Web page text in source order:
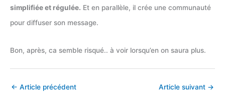
simplifiée et régulée. Et en parallèle, il crée une communauté
pour diffuser son message.
Bon, après, ca semble risqué.. à voir lorsqu’en on saura plus.
← Article précédent Article suivant →